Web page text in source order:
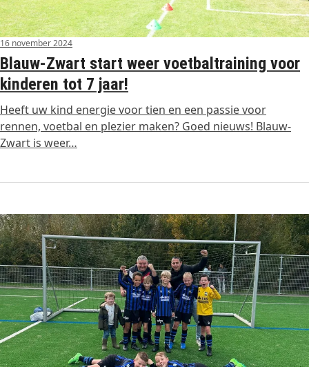
16 november 2024
Blauw-Zwart start weer voetbaltraining voor
kinderen tot 7 jaar!
Heeft uw kind energie voor tien en een passie voor
rennen, voetbal en plezier maken? Goed nieuws! Blauw-
Zwart is weer…